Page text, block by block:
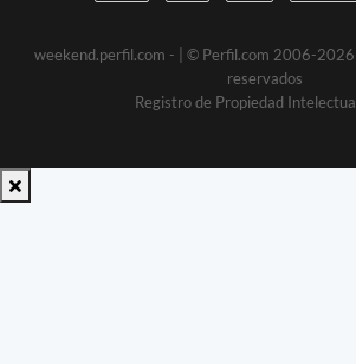
weekend.perfil.com -
| © Perfil.com 2006-
reservados
Registro de Propiedad